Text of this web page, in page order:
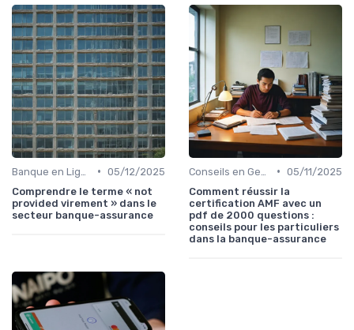
• 05/12/2025
Comprendre le terme « not
provided virement » dans le
secteur banque-assurance
• 05/11/2025
Comment réussir la
certification AMF avec un
pdf de 2000 questions :
conseils pour les particuliers
dans la banque-assurance